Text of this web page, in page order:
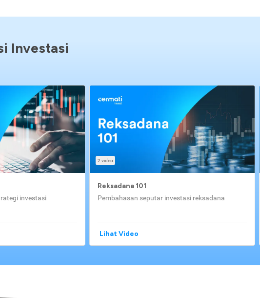
Investasi
investasi
2 video
Reksadana 101
Pembahasan seputar investasi reksadana
Lihat Video